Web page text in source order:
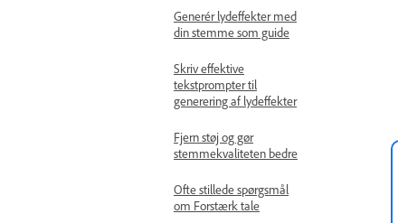
Generér lydeffekter med
din stemme som guide
Skriv effektive
tekstprompter til
generering af lydeffekter
Fjern støj og gør
stemmekvaliteten bedre
Ofte stillede spørgsmål
om Forstærk tale